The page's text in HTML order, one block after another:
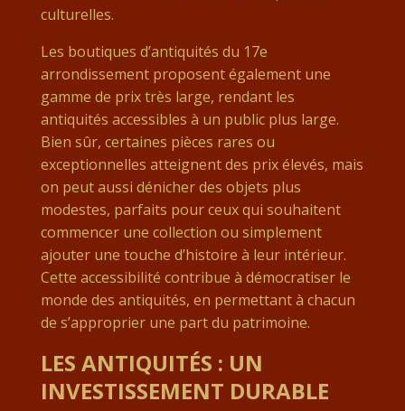
culturelles.
Les boutiques d’antiquités du 17e
arrondissement proposent également une
gamme de prix très large, rendant les
antiquités accessibles à un public plus large.
Bien sûr, certaines pièces rares ou
exceptionnelles atteignent des prix élevés, mais
on peut aussi dénicher des objets plus
modestes, parfaits pour ceux qui souhaitent
commencer une collection ou simplement
ajouter une touche d’histoire à leur intérieur.
Cette accessibilité contribue à démocratiser le
monde des antiquités, en permettant à chacun
de s’approprier une part du patrimoine.
LES ANTIQUITÉS : UN
INVESTISSEMENT DURABLE